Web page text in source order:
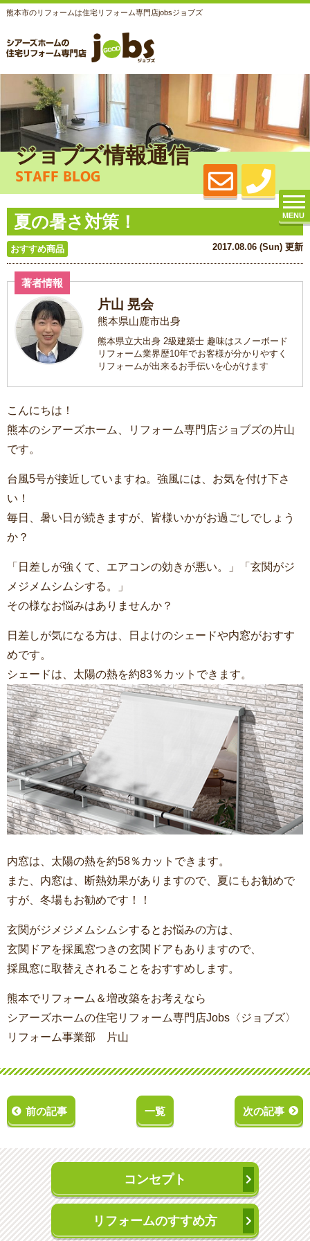
熊本市のリフォームは住宅リフォーム専門店jobsジョブズ
MENU
ジョブズ情報通信
STAFF BLOG
夏の暑さ対策！
おすすめ商品 2017.08.06 (Sun) 更新
著者情報
片山 晃会
熊本県山鹿市出身
熊本県立大出身 2級建築士 趣味はスノーボード
リフォーム業界歴10年でお客様が分かりやすく
リフォームが出来るお手伝いを心がけます
こんにちは！
熊本のシアーズホーム、リフォーム専門店ジョブズの片山
です。
台風5号が接近していますね。強風には、お気を付け下さ
い！
毎日、暑い日が続きますが、皆様いかがお過ごしでしょう
か？
「日差しが強くて、エアコンの効きが悪い。」「玄関がジ
メジメムシムシする。」
その様なお悩みはありませんか？
日差しが気になる方は、日よけのシェードや内窓がおすす
めです。
シェードは、太陽の熱を約83％カットできます。
内窓は、太陽の熱を約58％カットできます。
また、内窓は、断熱効果がありますので、夏にもお勧めで
すが、冬場もお勧めです！！
玄関がジメジメムシムシするとお悩みの方は、
玄関ドアを採風窓つきの玄関ドアもありますので、
採風窓に取替えされることをおすすめします。
熊本でリフォーム＆増改築をお考えなら
シアーズホームの住宅リフォーム専門店Jobs〈ジョブズ〉
リフォーム事業部 片山
前の記事 一覧 次の記事
コンセプト
リフォームのすすめ方